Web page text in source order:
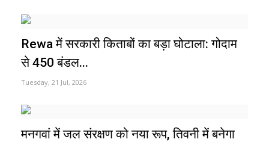
Rewa में सरकारी किताबों का बड़ा घोटाला: गोदाम
से 450 बंडल...
Tuesday, 21 Jul, 2026
मनगवां में जल संरक्षण को नया रूप, तिवनी में बनेगा